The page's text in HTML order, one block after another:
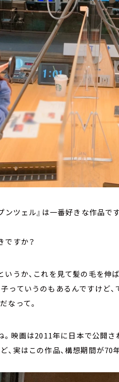
ンツェル』は一番好きな作品です
ですか？
いうか、これを見て髪の毛を伸
っていうのもあるんですけど
なって。
。映画は2011年に日本で公開
、実はこの作品、構想期間が70